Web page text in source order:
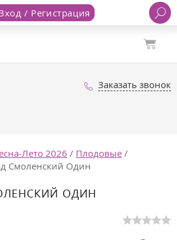
/ Регистрация
Заказать звонок
Лето 2026 / Плодовые /
Смоленский Один
ОДИН